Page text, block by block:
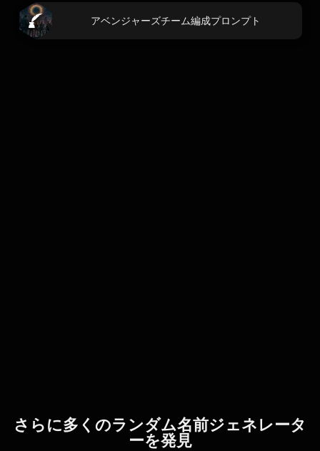
アベンジャーズチーム編成プロンプト
さらに多くのランダム名前ジェネレータ
ーを発見